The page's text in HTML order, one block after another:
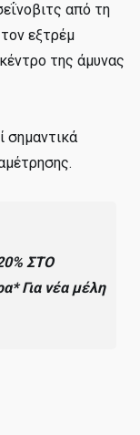
από τη
εξτρέμ
της άμυνας
σημαντικά
ΣΤΟ
Για νέα μέλη